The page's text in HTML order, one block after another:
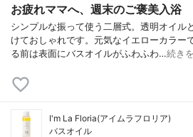
お疲れママへ、週末のご褒美入浴
シンプルな振って使う二層式。透明オイル
けておしゃれです。元気なイエローカラー
る前は表面にバスオイルがふわふわ…続き
I'm La Floria(アイムラフロリア)
バスオイル